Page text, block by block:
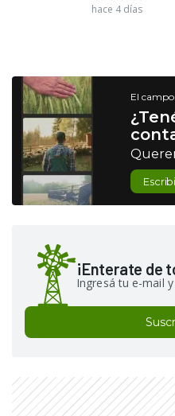
hace 4 días
El
¡Enterate de
Ingresá tu e-mail